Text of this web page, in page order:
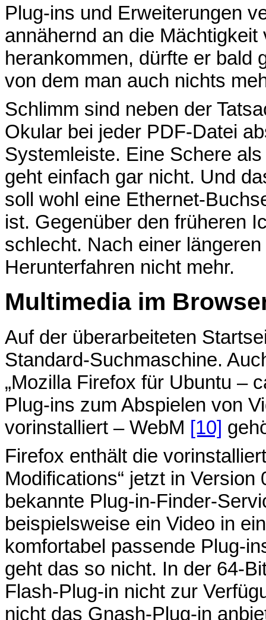
Plug-ins und Erweiterungen
annähernd an die
herankommen, dürfte er bald
von dem man auch nichts
Schlimm sind neben der
Okular bei jeder PDF-Datei
Systemleiste. Eine Schere
geht einfach gar nicht. Und
soll wohl eine Ethernet-
ist. Gegenüber den früheren
schlecht. Nach einer
Herunterfahren nicht mehr.
Multimedia im
Auf der überarbeiteten
Standard-Suchmaschine.
„Mozilla Firefox für Ubuntu –
Plug-ins zum Abspielen von
vorinstalliert – WebM [10]
Firefox enthält die
Modifications“ jetzt in
bekannte Plug-in-Finder-
beispielsweise ein Video in
komfortabel passende Plug-
geht das so nicht. In der 64-
Flash-Plug-in nicht zur
nicht das Gnash-Plug-in